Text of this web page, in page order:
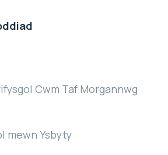
Cwm Taf Morgannwg
mewn Ysbyty